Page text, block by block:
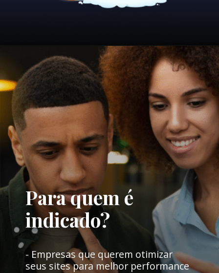
Para quem é
indicado?
- Empresas que querem otimizar
seus sites para melhor performance